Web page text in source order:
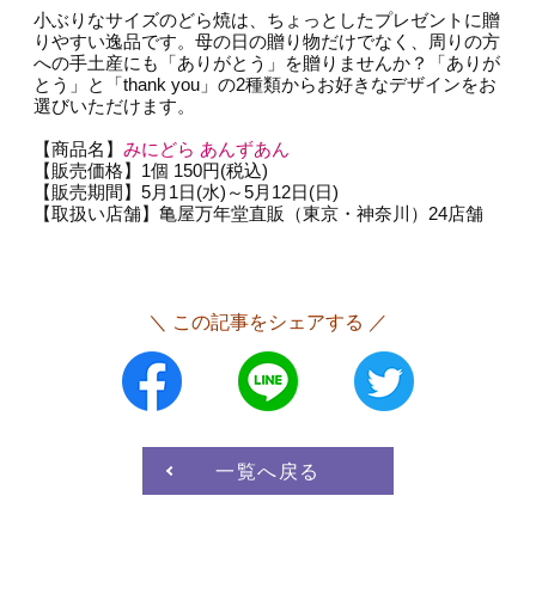
小ぶりなサイズのどら焼は、ちょっとしたプレゼントに贈
りやすい逸品です。母の日の贈り物だけでなく、周りの方
への手土産にも「ありがとう」を贈りませんか？「ありが
とう」と「thank you」の2種類からお好きなデザインをお
選びいただけます。
【商品名】 みにどら あんずあん
【販売価格】1個 150円(税込)
【販売期間】5月1日(水)～5月12日(日)
【取扱い店舗】亀屋万年堂直販（東京・神奈川）24店舗
＼ この記事をシェアする ／
一覧へ戻る